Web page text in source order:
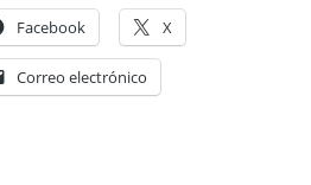
Facebook X
Correo electrónico